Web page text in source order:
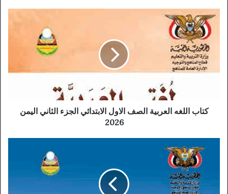
كتاب اللغه العربية الصف الاول الابتدائي الجزء الثاني اليمن
2026